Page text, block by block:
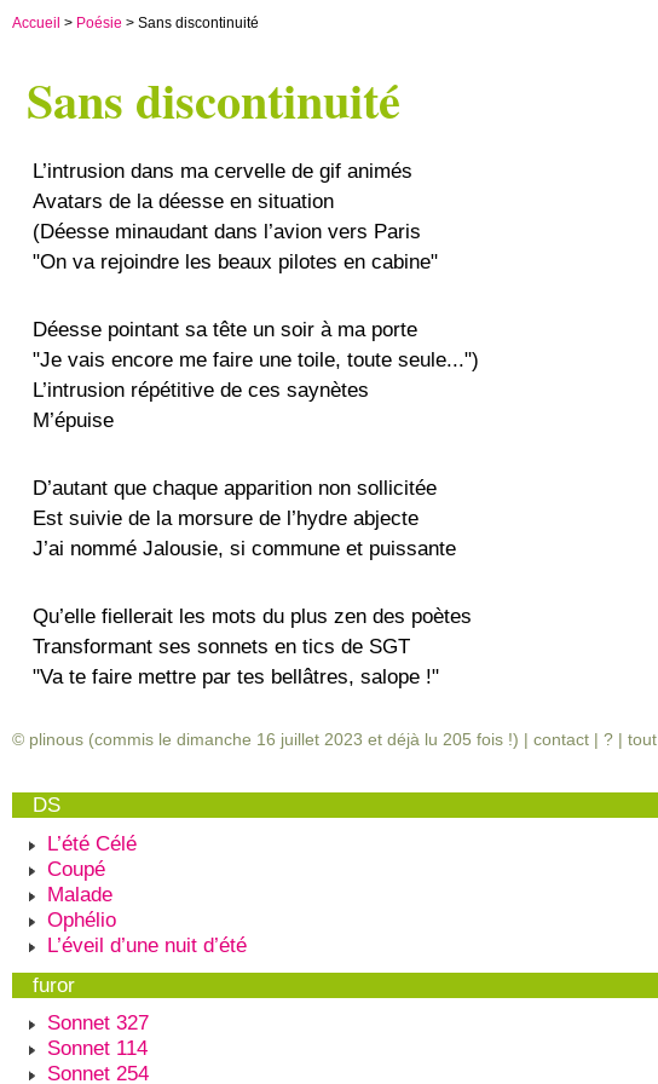
Accueil > Poésie > Sans discontinuité
Sans discontinuité
L’intrusion dans ma cervelle de gif animés
Avatars de la déesse en situation
(Déesse minaudant dans l’avion vers Paris
"On va rejoindre les beaux pilotes en cabine"
Déesse pointant sa tête un soir à ma porte
"Je vais encore me faire une toile, toute seule...")
L’intrusion répétitive de ces saynètes
M’épuise
D’autant que chaque apparition non sollicitée
Est suivie de la morsure de l’hydre abjecte
J’ai nommé Jalousie, si commune et puissante
Qu’elle fiellerait les mots du plus zen des poètes
Transformant ses sonnets en tics de SGT
"Va te faire mettre par tes bellâtres, salope !"
© plinous (commis le dimanche 16 juillet 2023 et déjà lu 205 fois !) | contact | ? | tout
DS
L’été Célé
Coupé
Malade
Ophélio
L’éveil d’une nuit d’été
furor
Sonnet 327
Sonnet 114
Sonnet 254